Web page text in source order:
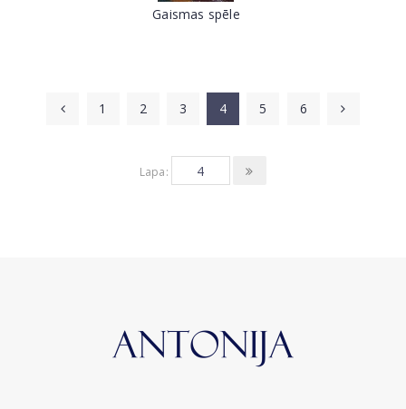
Gaismas spēle
1 2 3 4 5 6
Lapa: